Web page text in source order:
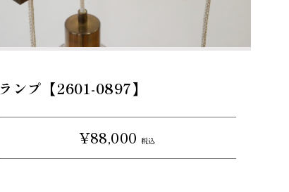
ランプ【2601-0897】
¥88,000 税込